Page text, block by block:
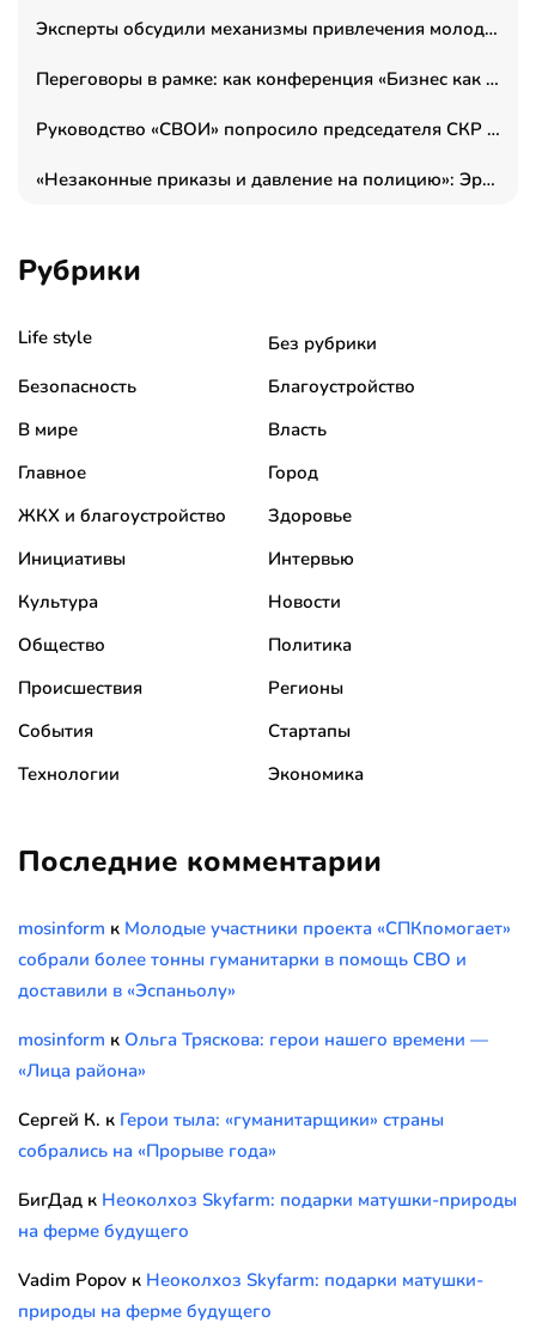
Эксперты обсудили механизмы привлечения молодых специалистов в промышленные города
Переговоры в рамке: как конференция «Бизнес как искусство» переформатирует деловой этикет в стенах ТПП РФ
Руководство «СВОИ» попросило председателя СКР дать правовую оценку обысков в тыловом штабе
«Незаконные приказы и давление на полицию»: Эрнеста Султанова задержали у посольства Израиля во время одиночного пикета
Рубрики
Life style
Без рубрики
Безопасность
Благоустройство
В мире
Власть
Главное
Город
ЖКХ и благоустройство
Здоровье
Инициативы
Интервью
Культура
Новости
Общество
Политика
Происшествия
Регионы
События
Стартапы
Технологии
Экономика
Последние комментарии
mosinform к Молодые участники проекта «СПКпомогает»
собрали более тонны гуманитарки в помощь СВО и
доставили в «Эспаньолу»
mosinform к Ольга Тряскова: герои нашего времени —
«Лица района»
Сергей К. к Герои тыла: «гуманитарщики» страны
собрались на «Прорыве года»
БигДад к Неоколхоз Skyfarm: подарки матушки-природы
на ферме будущего
Vadim Popov к Неоколхоз Skyfarm: подарки матушки-
природы на ферме будущего